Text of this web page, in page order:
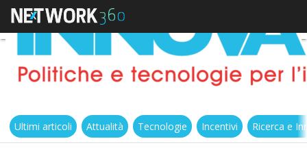
Ultimi articoli Attualità Tecnologie Incentivi Ricerca e